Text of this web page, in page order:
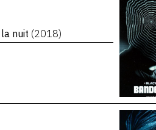
nuit (2018)